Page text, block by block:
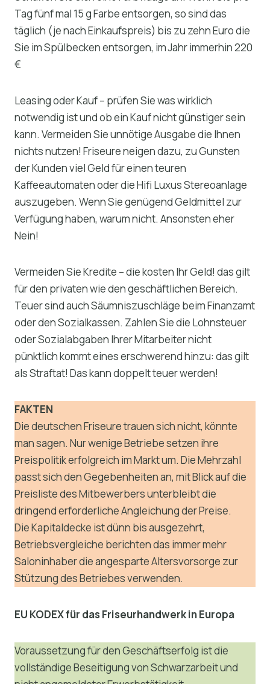
Tag fünf mal 15 g Farbe entsorgen, so sind das
täglich (je nach Einkaufspreis) bis zu zehn Euro die
Sie im Spülbecken entsorgen, im Jahr immerhin 220
€
Leasing oder Kauf – prüfen Sie was wirklich
notwendig ist und ob ein Kauf nicht günstiger sein
kann. Vermeiden Sie unnötige Ausgabe die Ihnen
nichts nutzen! Friseure neigen dazu, zu Gunsten
der Kunden viel Geld für einen teuren
Kaffeeautomaten oder die Hifi Luxus Stereoanlage
auszugeben. Wenn Sie genügend Geldmittel zur
Verfügung haben, warum nicht. Ansonsten eher
Nein!
Vermeiden Sie Kredite – die kosten Ihr Geld! das gilt
für den privaten wie den geschäftlichen Bereich.
Teuer sind auch Säumniszuschläge beim Finanzamt
oder den Sozialkassen. Zahlen Sie die Lohnsteuer
oder Sozialabgaben Ihrer Mitarbeiter nicht
pünktlich kommt eines erschwerend hinzu: das gilt
als Straftat! Das kann doppelt teuer werden!
FAKTEN
Die deutschen Friseure trauen sich nicht, könnte
man sagen. Nur wenige Betriebe setzen ihre
Preispolitik erfolgreich im Markt um. Die Mehrzahl
passt sich den Gegebenheiten an, mit Blick auf die
Preisliste des Mitbewerbers unterbleibt die
dringend erforderliche Angleichung der Preise.
Die Kapitaldecke ist dünn bis ausgezehrt,
Betriebsvergleiche berichten das immer mehr
Saloninhaber die angesparte Altersvorsorge zur
Stützung des Betriebes verwenden.
EU KODEX für das Friseurhandwerk in Europa
Voraussetzung für den Geschäftserfolg ist die
vollständige Beseitigung von Schwarzarbeit und